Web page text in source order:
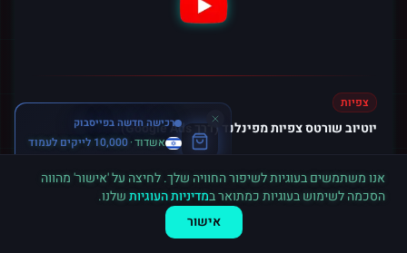
צפיות
יוטיוב שורטס צפיות מפינלנד (דרך Google Ads)
38.88ל-1000
הוסף לסל
רכישה חדשה בפייסבוק
אשדוד·10,000 לייקים לעמוד
אנו משתמשים בעוגיות לשיפור החוויה שלך. לחיצה על 'אישור' מהווה
הסכמה לשימוש בעוגיות כמתואר במדיניות העוגיותשלנו.
אישור